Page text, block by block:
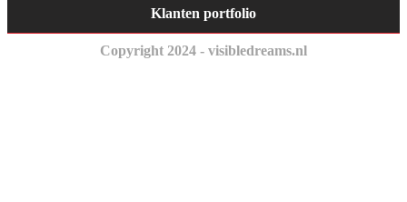
Klanten portfolio
Copyright 2024 - visibledreams.nl